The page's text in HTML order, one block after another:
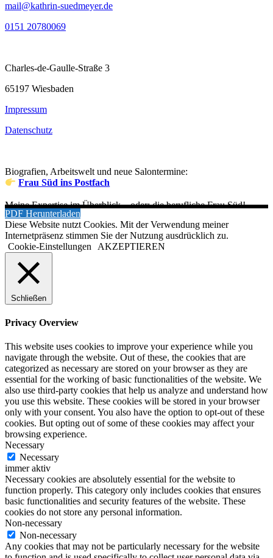
mail@kathrin-suedmeyer.de
0151 20780069
Charles-de-Gaulle-Straße 3
65197 Wiesbaden
Impressum
Datenschutz
Biografien, Arbeitswelt und neue Salontermine:
Frau Süd ins Postfach
Meine Expertise im Überblick – oder: die berufliche Frau Süd!
PDF Herunterladen
Diese Website nutzt Cookies. Mit der Verwendung meiner
Internetpräsenz stimmen Sie der Nutzung ausdrücklich zu.
Cookie-Einstellungen
AKZEPTIEREN
Schließen
Privacy Overview
This website uses cookies to improve your experience while you
navigate through the website. Out of these, the cookies that are
categorized as necessary are stored on your browser as they are
essential for the working of basic functionalities of the website. We
also use third-party cookies that help us analyze and understand how
you use this website. These cookies will be stored in your browser
only with your consent. You also have the option to opt-out of these
cookies. But opting out of some of these cookies may affect your
browsing experience.
Necessary
Necessary
immer aktiv
Necessary cookies are absolutely essential for the website to
function properly. This category only includes cookies that ensures
basic functionalities and security features of the website. These
cookies do not store any personal information.
Non-necessary
Non-necessary
Any cookies that may not be particularly necessary for the website